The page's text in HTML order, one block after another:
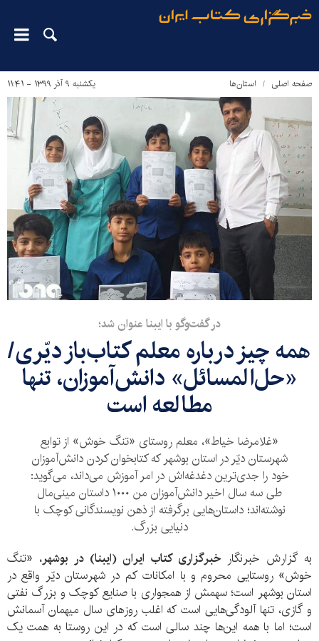
صفحه اصلی استان‌ها یکشنبه ۹ آذر ۱۳۹۹ - ۱۱:۴۱
در گفت‌وگو با ایبنا عنوان شد؛
همه چیز درباره معلم کتاب‌باز دیّری/
«حل‌المسائل» دانش‌آموزان، تنها
مطالعه است
«غلامرضا خیاط»، معلم روستای «تنگ خوش» از توابع
شهرستان دیّر در استان بوشهر که کتابخوان کردن دانش‌آموزان
خود را جدی‌ترین دغدغه‌‌اش در امر آموزش می‌داند، می‌گوید:
طی سه سال اخیر دانش‌آموزان من ۱۰۰۰ داستان مینی‌مال
نوشته‌اند؛ داستان‌هایی برگرفته از ذهن نویسندگانی کوچک با
دنیایی بزرگ.
به گزارش خبرنگار خبرگزاری کتاب ایران (ایبنا) در بوشهر، «تنگ
خوش» روستایی محروم و با امکانات کم در شهرستان دیّر واقع در
استان بوشهر است؛ سهمش از همجواری با صنایع کوچک و بزرگ نفتی
و گازی، تنها آلودگی‌هایی است که اغلب روزهای سال میهمان آسمانش
است؛ اما با همه این‌ها چند سالی است که در این روستا به همت یک